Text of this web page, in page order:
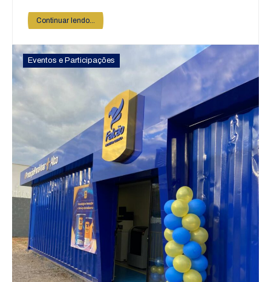
Continuar lendo...
Eventos e Participações